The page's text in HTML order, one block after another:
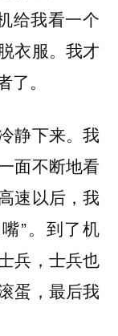
给我看一个
衣服。我才
。
静下来。我
面不断地看
速以后，我
”。到了机
兵，士兵也
蛋，最后我